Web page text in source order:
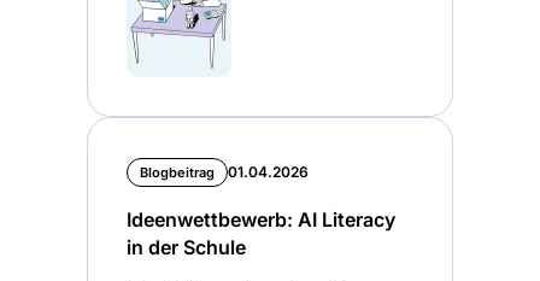
Blogbeitrag 01.04.2026
Ideenwettbewerb: AI Literacy
in der Schule